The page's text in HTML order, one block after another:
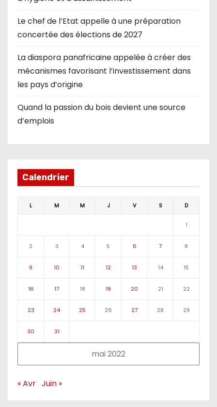
Le chef de l’Etat appelle à une préparation
concertée des élections de 2027
La diaspora panafricaine appelée à créer des
mécanismes favorisant l’investissement dans
les pays d’origine
Quand la passion du bois devient une source
d’emplois
Calendrier
mai 2022
L M M J V S D
1
2 3 4 5 6 7 8
9 10 11 12 13 14 15
16 17 18 19 20 21 22
23 24 25 26 27 28 29
30 31
« Avr Juin »